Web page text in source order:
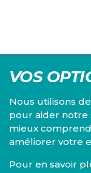
VOS
Nous utilisons
pour aider notre
mieux
améliorer votre
Pour en savoir
Centre d'études
consacre à la
économique,